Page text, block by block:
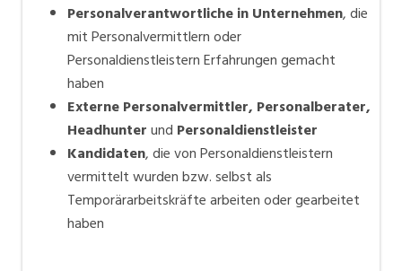
Personalverantwortliche in Unternehmen, die
mit Personalvermittlern oder
Personaldienstleistern Erfahrungen gemacht
haben
Externe Personalvermittler, Personalberater,
Headhunterund Personaldienstleister
Kandidaten, die von Personaldienstleistern
vermittelt wurden bzw. selbst als
Temporärarbeitskräfte arbeiten oder gearbeitet
haben